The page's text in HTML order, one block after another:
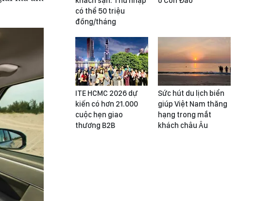
có thể 50 triệu
đồng/tháng
ITE HCMC 2026 dự
kiến có hơn 21.000
cuộc hẹn giao
thương B2B
Sức hút du lịch biển
giúp Việt Nam thăng
hạng trong mắt
khách châu Âu